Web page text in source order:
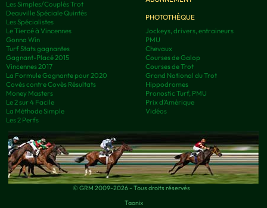
Les Simples/Couplés Trot
Deauville Spéciale Quintés
Les Spécialistes
Le Tiercé à Vincennes
Gonna Win
Turf Stats gagnantes
Gagnant-Placé 2015
Vincennes 2017
La Formule Gagnante pour 2020
Covès contre Covès Résultats
Money Masters
Le 2 sur 4 Facile
La Méthode Simple
Les 2 Perfs
PHOTOTHÈQUE
Jockeys, drivers, entraineurs
PMU
Chevaux
Courses de Galop
Courses de Trot
Grand National du Trot
Hippodromes
Pronostic Turf, PMU
Prix d’Amérique
Vidéos
© GRM 2009-2026 - Tous droits réservés
Taonix